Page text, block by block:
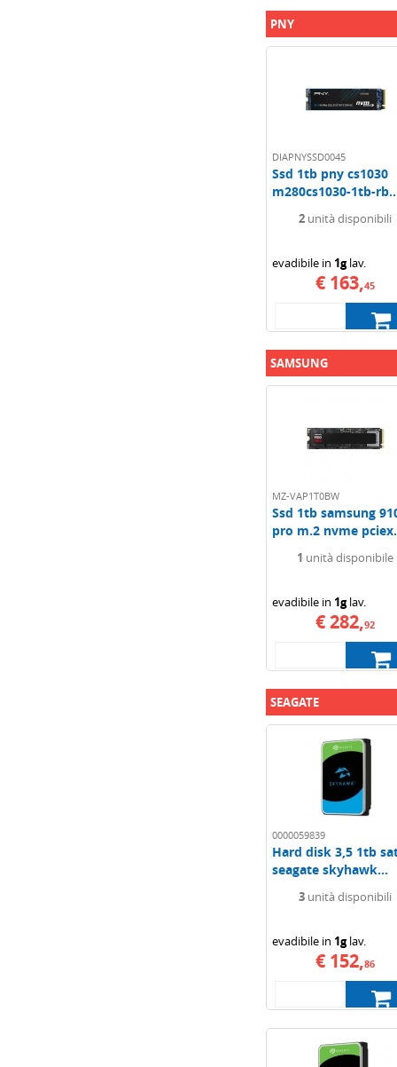
PNY
DIAPNYSSD0045
Ssd 1tb pny cs1030
m280cs1030-1tb-
2 unità disponibili
evadibile in 1glav.
€ 163,45
SAMSUNG
MZ-VAP1T0BW
Ssd 1tb samsung
pro m.2 nvme
1 unità disponibile
evadibile in 1glav.
€ 282,92
SEAGATE
0000059839
Hard disk 3,5 1tb
seagate skyhawk...
3 unità disponibili
evadibile in 1glav.
€ 152,86